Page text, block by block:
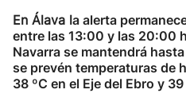
En Álava la alerta
entre las 13:00 y las 20:00
Navarra se mantendrá
se prevén temperaturas de
38 ºC en el Eje del Ebro y